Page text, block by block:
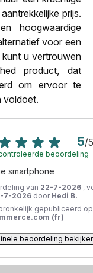
prijs.
hoogwaardige
voor een
kunt u vertrouwen
product, dat
om ervoor te
voldoet.
5/5
beoordeling
smartphone
van 22-7-2026 ,
7-2026 door Hedi B.
gepubliceerd op
(fr)
beoordeling